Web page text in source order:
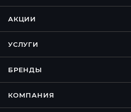
АКЦИИ
УСЛУГИ
БРЕНДЫ
КОМПАНИЯ